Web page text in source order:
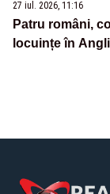
27 iul. 2026, 11:16
Patru români,
locuințe în